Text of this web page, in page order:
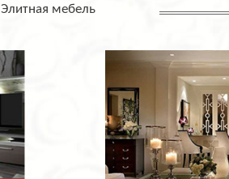
Элитная мебель